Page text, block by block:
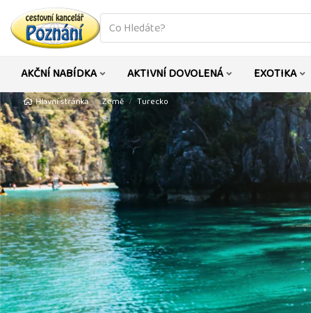
co
hledáte
AKČNÍ NABÍDKA AKTIVNÍ DOVOLENÁ EXOTIKA
Hlavní stránka Země Turecko